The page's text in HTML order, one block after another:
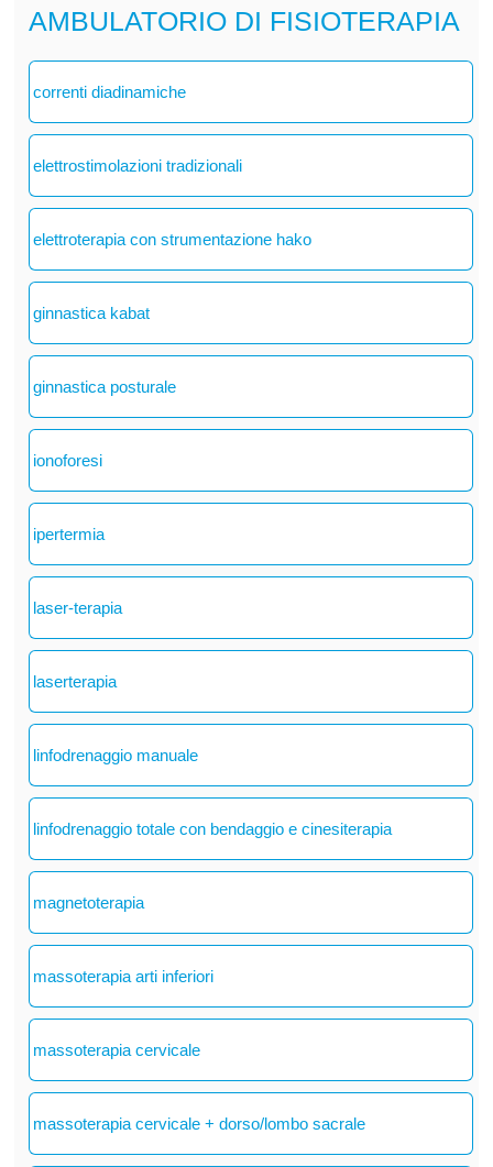
AMBULATORIO DI FISIOTERAPIA
correnti diadinamiche
elettrostimolazioni tradizionali
elettroterapia con strumentazione hako
ginnastica kabat
ginnastica posturale
ionoforesi
ipertermia
laser-terapia
laserterapia
linfodrenaggio manuale
linfodrenaggio totale con bendaggio e cinesiterapia
magnetoterapia
massoterapia arti inferiori
massoterapia cervicale
massoterapia cervicale + dorso/lombo sacrale